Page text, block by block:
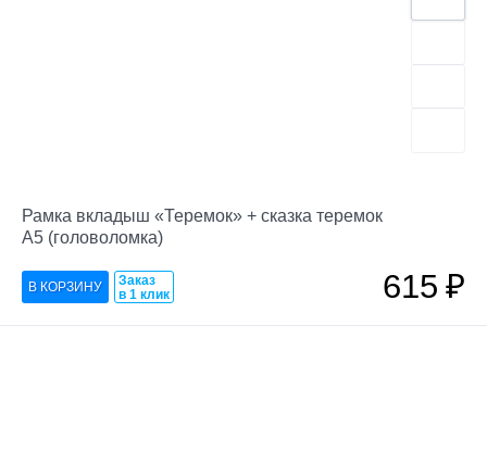
Рамка вкладыш «Теремок» + сказка теремок
А5 (головоломка)
Заказ
в 1 клик
615₽